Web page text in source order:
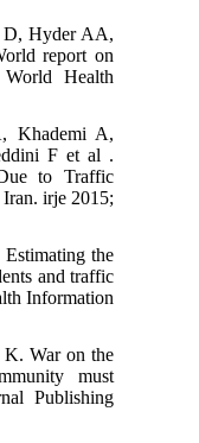
D, Hyder AA,
report on
Health
Khademi A,
F et al .
to Traffic
irje 2015;
the
and traffic
Information
K. War on the
must
Publishing